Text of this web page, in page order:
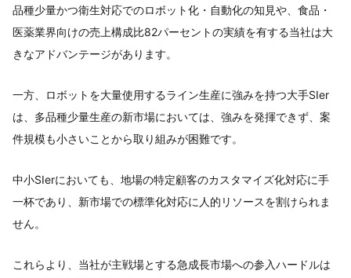
品種少量かつ衛生対応でのロボット化・自動化の知見や、食品・
医薬業界向けの売上構成比82パーセントの実績を有する当社は大
きなアドバンテージがあります。
一方、ロボットを大量使用するライン生産に強みを持つ大手SIer
は、多品種少量生産の新市場においては、強みを発揮できず、案
件規模も小さいことから取り組みが困難です。
中小SIerにおいても、地場の特定顧客のカスタマイズ化対応に手
一杯であり、新市場での標準化対応に人的リソースを割けられま
せん。
これらより、当社が主戦場とする急成長市場への参入ハードルは